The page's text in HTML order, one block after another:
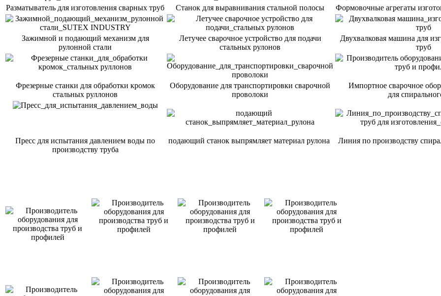
Разматыватель для изготовления сварных труб Станок для выравнивания стальной полосы Формовочные агрегаты
Зажимной и подающий механизм для
рулонной стали
Летучее сварочное устройство для подачи
стальных рулонов
Двухвалковая машина для
труб
Фрезерные станки для обработки кромок
стальных руллонов
Оборудование для транспортировки сварочной
проволоки
Импортное сварочное
для
Пресс для испытания давлением воды по
производству труба
подающий станок выпрямляет материал рулона Линия по производству